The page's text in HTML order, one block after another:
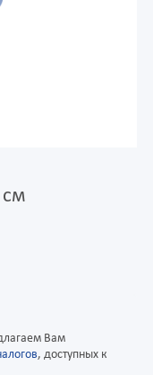
Вам
, доступных к